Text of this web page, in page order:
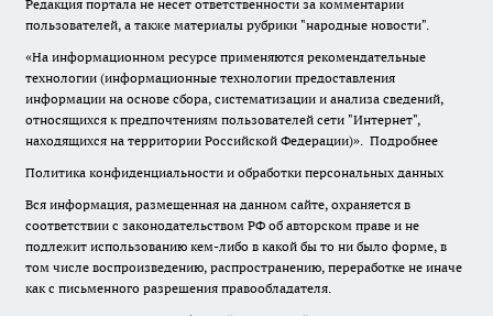
Редакция портала не несет ответственности за комментарии
пользователей, а также материалы рубрики "народные новости".
«На информационном ресурсе применяются рекомендательные
технологии (информационные технологии предоставления
информации на основе сбора, систематизации и анализа сведений,
относящихся к предпочтениям пользователей сети "Интернет",
находящихся на территории Российской Федерации)». Подробнее
Политика конфиденциальности и обработки персональных данных
Вся информация, размещенная на данном сайте, охраняется в
соответствии с законодательством РФ об авторском праве и не
подлежит использованию кем-либо в какой бы то ни было форме, в
том числе воспроизведению, распространению, переработке не иначе
как с письменного разрешения правообладателя.